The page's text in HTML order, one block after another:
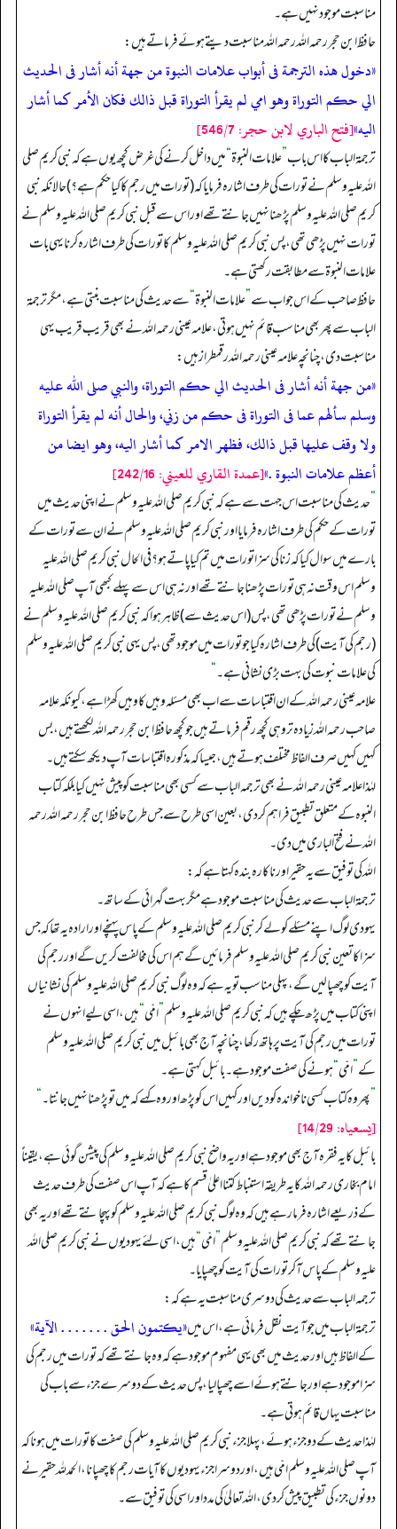
مناسبت موجود نہیں ہے۔
حافظ ابن حجر رحمہ اللہ رحمہ اللہ مناسبت دیتے ہوئے فرماتے ہیں:
«دخول هذه الترجمة فى أبواب علامات النبوة من جهة أنه أشار فى الحديث
الي حكم التوراة وهو امي لم يقرأ التوراة قبل ذالك فكان الأمر كما أشار
اليه»[فتح الباري لابن حجر: 546/7]
ترجمۃ الباب کا اس باب”علامات النبوۃ“میں داخل کرنے کی غرض کچھ یوں ہے کہ نبی کریم صلی
اللہ علیہ وسلم نے تورات کی طرف اشارہ فرمایا کہ (تورات میں رجم کا کیا حکم ہے؟) حالانکہ نبی
کریم صلی اللہ علیہ وسلم پڑھنا نہیں جانتے تھے اور اس سے قبل نبی کریم صلی اللہ علیہ وسلم نے
تورات نہیں پڑھی تھی، پس نبی کریم صلی اللہ علیہ وسلم کا تورات کی طرف اشارہ کرنا یہی بات
علامات النبوۃ سے مطابقت رکھتی ہے۔
حافظ صاحب کے اس جواب سے”علامات النبوۃ“سے حدیث کی مناسبت بنتی ہے، مگر ترجمۃ
الباب سے پھر بھی مناسب قائم نہیں ہوتی، علامہ عینی رحمہ اللہ نے بھی قریب قریب یہی
مناسبت دی، چنانچہ علامہ عینی رحمہ اللہ رقمطراز ہیں:
«من جهة أنه أشار فى الحديث الي حكم التوراة، والنبي صلى الله عليه
وسلم سألهم عما فى التوراة فى حكم من زني، والحال أنه لم يقرأ التوراة
ولا وقف عليها قبل ذالك، فظهر الامر كما أشار اليه، وهو ايضا من
أعظم علامات النبوة .»[عمدة القاري للعيني: 242/16]
”حدیث کی مناسبت اس جہت سے ہے کہ نبی کریم صلی اللہ علیہ وسلم نے اپنی حدیث میں
تورات کے حکم کی طرف اشارہ فرمایا اور نبی کریم صلی اللہ علیہ وسلم نے ان سے تورات کے
بارے میں سوال کیا کہ زنا کی سزا تورات میں تم کیا پاتے ہو؟ فی الحال نبی کریم صلی اللہ علیہ
وسلم اس وقت نہ ہی تورات پڑھنا جانتے تھے اور نہ ہی اس سے پہلے کبھی آپ صلی اللہ علیہ
وسلم نے تورات پڑھی تھی، پس (اس حدیث سے) ظاہر ہوا کہ نبی کریم صلی اللہ علیہ وسلم نے
(رجم کی آیت) کی طرف اشارہ کیا جو تورات میں موجود تھی، پس یہی نبی کریم صلی اللہ علیہ وسلم
کی علامات نبوت کی بہت بڑی نشانی ہے۔“
علامہ عینی رحمہ اللہ کے ان اقتباسات سے اب بھی مسئلہ وہیں کا وہیں کھڑا ہے، کیونکہ علامہ
صاحب رحمہ اللہ زیادہ تر وہی کچھ رقم فرماتے ہیں جو کچھ حافظ ابن حجر رحمہ اللہ لکھتے ہیں، بس
کہیں کہیں صرف الفاظ مختلف ہوتے ہیں، جیسا کہ مذکورہ اقتباسات آپ دیکھ سکتے ہیں۔
لہٰذا علامہ عینی رحمہ اللہ نے بھی ترجمہ الباب سے کسی بھی مناسبت کو پیش نہیں کیا بلکہ کتاب
النبوہ کے متعلق تطبیق فراہم کر دی، بعین اسی طرح سے جس طرح حافظ ابن حجر رحمہ اللہ رحمہ
اللہ نے فتح الباری میں دی۔
اللہ کی توفیق سے یہ حقیر اور ناکارہ بندہ کہتا ہے کہ:
ترجمۃ الباب سے حدیث کی مناسبت موجود ہے مگر بہت گہرائی کے ساتھ۔
یہودی لوگ اپنے مسئلے کو لے کر نبی کریم صلی اللہ علیہ وسلم کے پاس پہنچے اور ارادہ یہ تھا کہ جس
سزا کا تعین نبی کریم صلی اللہ علیہ وسلم فرمائیں گے ہم اس کی مخالفت کریں گے اور رجم کی
آیت کو چھپا لیں گے، پہلی مناسب تو یہ ہے کہ وہ لوگ نبی کریم صلی اللہ علیہ وسلم کی نشانیاں
اپنی کتاب میں پڑھ چکے ہیں کہ نبی کریم صلی اللہ علیہ وسلم”امّی“ہیں، اسی لیے انہوں نے
تورات میں رجم کی آیت پر ہاتھ رکھا، چنانچہ آج بھی بائبل میں نبی کریم صلی اللہ علیہ وسلم
کے”امّی“ہونے کی صفت موجود ہے۔ بائبل کہتی ہے۔
”پھر وہ کتاب کسی ناخواندہ کو دیں اور کہیں اس کو پڑھ اور وہ کہے کہ میں تو پڑھنا نہیں جانتا۔“
[يسعياه: 14/29]
بائبل کا یہ فقرہ آج بھی موجود ہے اور یہ واضح نبی کریم صلی اللہ علیہ وسلم کی پیشن گوئی ہے، یقیناًً
امام بخاری رحمہ اللہ کا یہ طریقہ استنباط کتنا اعلیٰ قسم کا ہے کہ آپ اس صفت کی طرف حدیث
کے ذریعے اشارہ فرما رہے ہیں کہ وہ لوگ نبی کریم صلی اللہ علیہ وسلم کو پہچانتے تھے اور یہ بھی
جانتے تھے کہ نبی کریم صلی اللہ علیہ وسلم”امّی“ہیں، اسی لئے یہودیوں نے نبی کریم صلی اللہ
علیہ وسلم کے پاس آ کر تورات کی آیت کو چھپایا۔
ترجمہ الباب سے حدیث کی دوسری مناسبت یہ ہے کہ:
ترجمۃ الباب میں جو آیت نقل فرمائی ہے، اس میں«يكتمون الحق . . . . . . . الآية»
کے الفاظ ہیں اور حدیث میں بھی یہی مفہوم موجود ہے کہ وہ جانتے تھے کہ تورات میں رجم کی
سزا موجود ہے اور جانتے ہوئے اسے چھپا لیا، پس حدیث کے دوسرے جزء سے باب کی
مناسبت یہاں قائم ہوتی ہے۔
لہٰذا حدیث کے دو جزء ہوئے، پہلا جزء نبی کریم صلی اللہ علیہ وسلم کی صفت کا تورات میں ہونا کہ
آپ صلی اللہ علیہ وسلم امّی ہیں، اور دوسرا جزء یہودیوں کا آیات رجم کا چھپانا، الحمدللہ حقیر نے
دونوں جزء کی تطبیق پیش کر دی، اللہ تعالیٰ کی مدد اور اسی کی توفیق سے۔